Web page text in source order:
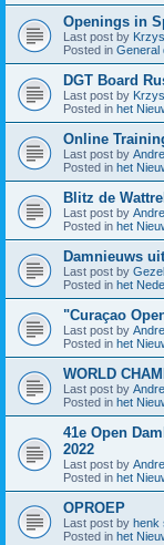
Openings in
Last post by
Posted in General
DGT Board
Last post by
Posted in het
Online
Last post by
Posted in het
Blitz de
Last post by
Posted in het
Damnieuws
Last post by
Posted in het
"Curaçao
Last post by
Posted in het
WORLD
Last post by
Posted in het
41e Open
2022
Last post by
Posted in het
OPROEP
Last post by henk
Posted in het